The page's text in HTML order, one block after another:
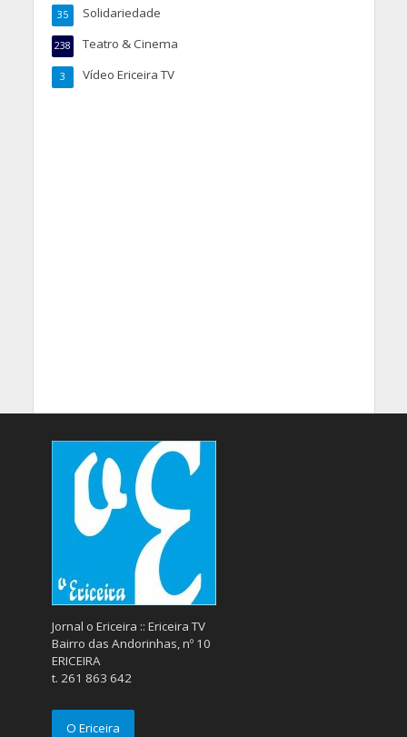
Solidariedade
35
Teatro & Cinema
238
Vídeo Ericeira TV
3
Jornal o Ericeira :: Ericeira TV
Bairro das Andorinhas, nº 10
ERICEIRA
t. 261 863 642
O Ericeira